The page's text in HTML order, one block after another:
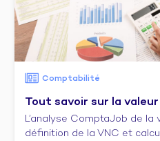
Comptabilité
Tout savoir sur la
L’analyse ComptaJob de
définition de la VNC et